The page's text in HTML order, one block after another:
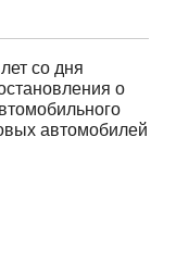
со дня
о
автомобилей